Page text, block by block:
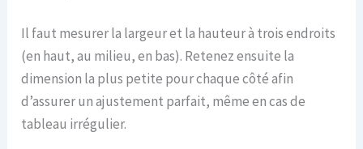
Il faut mesurer la largeur et la hauteur à trois endroits
(en haut, au milieu, en bas). Retenez ensuite la
dimension la plus petite pour chaque côté afin
d’assurer un ajustement parfait, même en cas de
tableau irrégulier.